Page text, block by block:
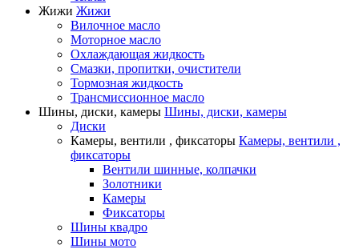
Жижи Жижи
Вилочное масло
Моторное масло
Охлаждающая жидкость
Смазки, пропитки, очистители
Тормозная жидкость
Трансмиссионное масло
Шины, диски, камеры Шины, диски, камеры
Диски
Камеры, вентили , фиксаторы Камеры, вентили ,
фиксаторы
Вентили шинные, колпачки
Золотники
Камеры
Фиксаторы
Шины квадро
Шины мото